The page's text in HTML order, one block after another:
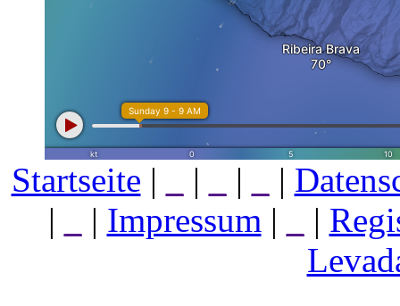
Startseite | | | |
|
| Impressum | |